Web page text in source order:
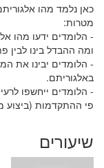
כאן נלמד מהו
מטרות:
- הלומדים ידעו מהו
ומה ההבדל בינו לבין
- הלומדים יבינו את
באלגוריתם.
- הלומדים ייחשפו
פי ההתקדמות (ביצוע
שיעורים